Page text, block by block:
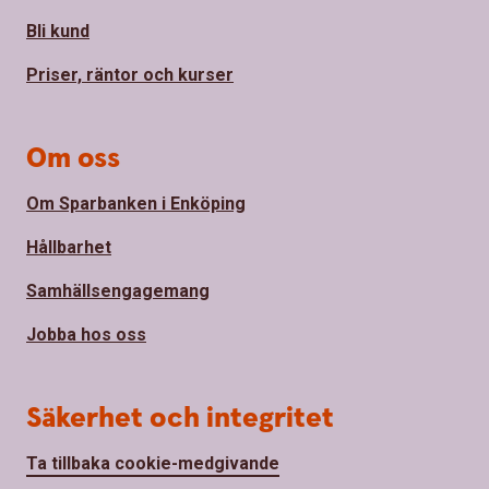
Bli kund
Priser, räntor och kurser
Om oss
Om Sparbanken i Enköping
Hållbarhet
Samhällsengagemang
Jobba hos oss
Säkerhet och integritet
Ta tillbaka cookie-medgivande